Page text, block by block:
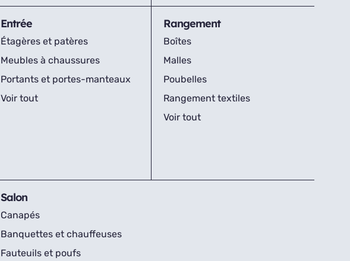
Entrée
Étagères et patères
Meubles à chaussures
Portants et portes-manteaux
Voir tout
Rangement
Boîtes
Malles
Poubelles
Rangement textiles
Voir tout
Salon
Canapés
Banquettes et chauffeuses
Fauteuils et poufs